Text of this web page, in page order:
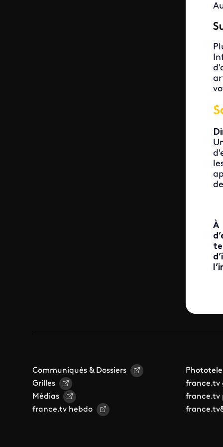
À
Communiqués & Dossiers
Grilles
Médias
france.tv hebdo
Phototele
france.tv
france.tv